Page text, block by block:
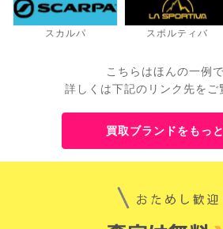
スカルパ スポルティバ
こちらはほんの一例で
詳しくは下記のリンク先をご
買取ブランドをもっ